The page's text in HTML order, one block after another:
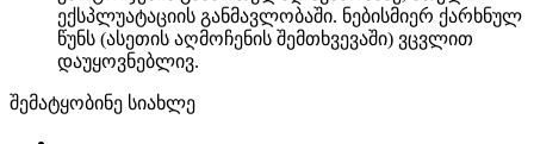
ექსპლუატაციის განმავლობაში. ნებისმიერ ქარხნულ
წუნს (ასეთის აღმოჩენის შემთხვევაში) ვცვლით
დაუყოვნებლივ.
შემატყობინე სიახლე